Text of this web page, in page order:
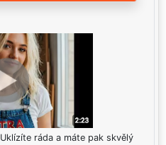
Uklízíte ráda a máte pak skvělý